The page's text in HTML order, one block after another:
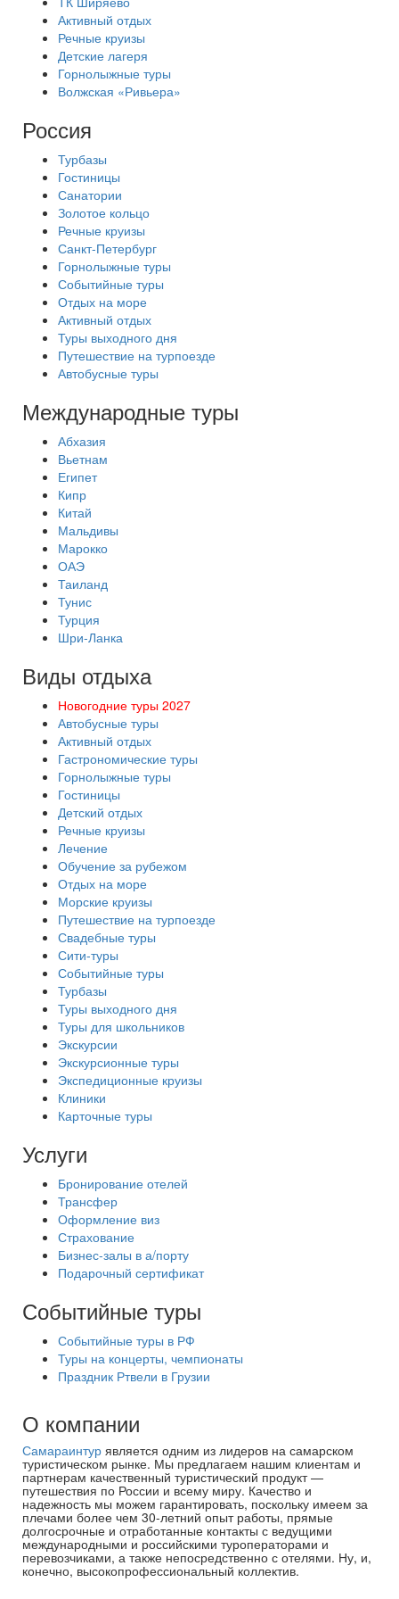
Активный отдых
Речные круизы
Детские лагеря
Горнолыжные туры
Волжская «Ривьера»
Россия
Турбазы
Гостиницы
Санатории
Золотое кольцо
Речные круизы
Санкт-Петербург
Горнолыжные туры
Событийные туры
Отдых на море
Активный отдых
Туры выходного дня
Путешествие на турпоезде
Автобусные туры
Международные туры
Абхазия
Вьетнам
Египет
Кипр
Китай
Мальдивы
Марокко
ОАЭ
Таиланд
Тунис
Турция
Шри-Ланка
Виды отдыха
Новогодние туры 2027
Автобусные туры
Активный отдых
Гастрономические туры
Горнолыжные туры
Гостиницы
Детский отдых
Речные круизы
Лечение
Обучение за рубежом
Отдых на море
Морские круизы
Путешествие на турпоезде
Свадебные туры
Сити-туры
Событийные туры
Турбазы
Туры выходного дня
Туры для школьников
Экскурсии
Экскурсионные туры
Экспедиционные круизы
Клиники
Карточные туры
Услуги
Бронирование отелей
Трансфер
Оформление виз
Страхование
Бизнес-залы в а/порту
Подарочный сертификат
Событийные туры
Событийные туры в РФ
Туры на концерты, чемпионаты
Праздник Ртвели в Грузии
О компании
Самараинтур является одним из лидеров на самарском
туристическом рынке. Мы предлагаем нашим клиентам и
партнерам качественный туристический продукт —
путешествия по России и всему миру. Качество и
надежность мы можем гарантировать, поскольку имеем за
плечами более чем 30-летний опыт работы, прямые
долгосрочные и отработанные контакты с ведущими
международными и российскими туроператорами и
перевозчиками, а также непосредственно с отелями. Ну, и,
конечно, высокопрофессиональный коллектив.